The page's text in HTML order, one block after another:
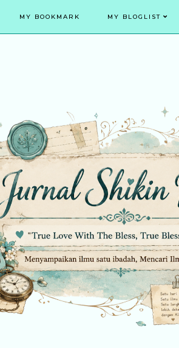
MY BOOKMARK MY BLOGLIST